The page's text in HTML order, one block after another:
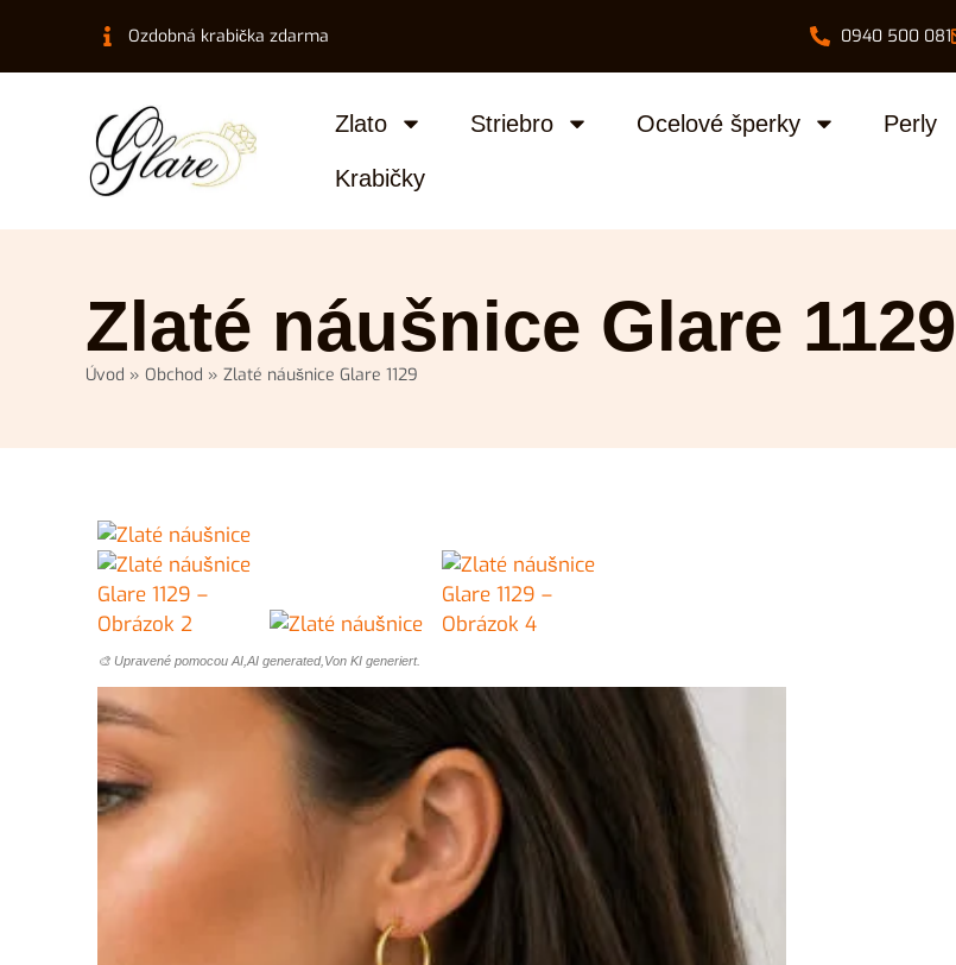
Ozdobná krabička zdarma 0940 500 081
Zlato Striebro Ocelové šperky Perly
Krabičky
Zlaté náušnice Glare 1129
Úvod » Obchod » Zlaté náušnice Glare 1129
🎨 Upravené pomocou AI,AI generated,Von KI generiert.